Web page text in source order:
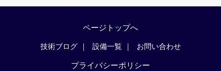
ページトップへ
技術ブログ 設備一覧 お問い合わせ
プライバシーポリシー